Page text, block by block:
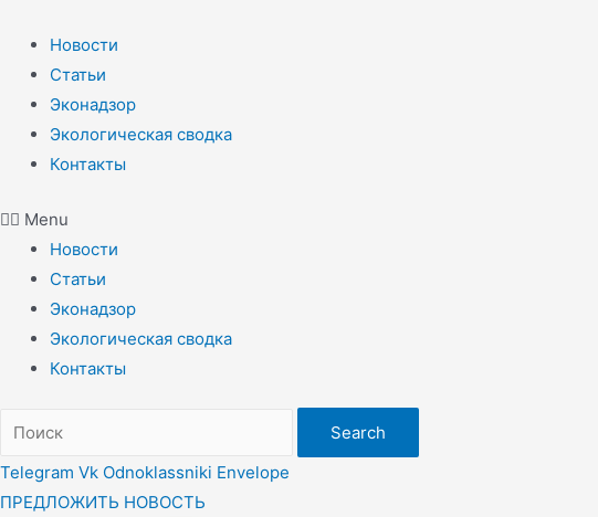
содержимому
Новости
Статьи
Эконадзор
Экологическая сводка
Контакты
Menu
Новости
Статьи
Эконадзор
Экологическая сводка
Контакты
Search
Telegram Vk Odnoklassniki Envelope
ПРЕДЛОЖИТЬ НОВОСТЬ